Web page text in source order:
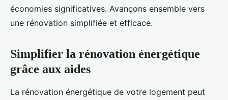
économies significatives. Avançons ensemble vers
une rénovation simplifiée et efficace.
Simplifier la rénovation énergétique
grâce aux aides
La rénovation énergétique de votre logement peut